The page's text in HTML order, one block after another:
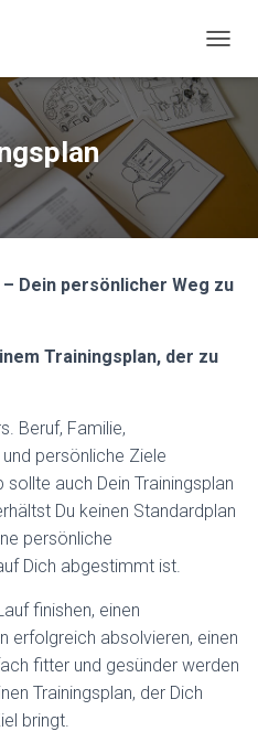
A
V
I
T
M
Dein persönlicher Weg zu
Trainingsplan, der zu
Beruf, Familie,
persönliche Ziele
auch Dein Trainingsplan
Du keinen Standardplan
persönliche
Dich abgestimmt ist.
finishen, einen
erfolgreich absolvieren, einen
fitter und gesünder werden
Trainingsplan, der Dich
bringt.